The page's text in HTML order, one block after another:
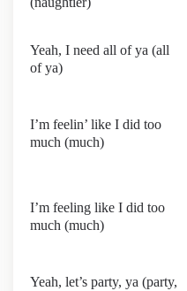
Yeah, I need all of ya (all
of ya)
I’m feelin’ like I did too
much (much)
I’m feeling like I did too
much (much)
Yeah, let’s party, ya (party,